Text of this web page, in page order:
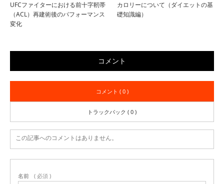
UFCファイターにおける前十字靭帯
（ACL）再建術後のパフォーマンス
変化
カロリーについて（ダイエットの基
礎知識編）
コメント
コメント ( 0 )
トラックバック ( 0 )
この記事へのコメントはありません。
名前 ( 必須 )